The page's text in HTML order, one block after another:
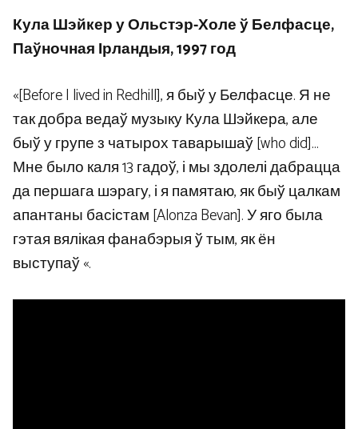
Кула Шэйкер у Ольстэр-Холе ў Белфасце,
Паўночная Ірландыя, 1997 год
«[Before I lived in Redhill], я быў у Белфасце. Я не
так добра ведаў музыку Кула Шэйкера, але
быў у групе з чатырох таварышаў [who did]…
Мне было каля 13 гадоў, і мы здолелі дабрацца
да першага шэрагу, і я памятаю, як быў цалкам
апантаны басістам [Alonza Bevan]. У яго была
гэтая вялікая фанабэрыя ў тым, як ён
выступаў «.